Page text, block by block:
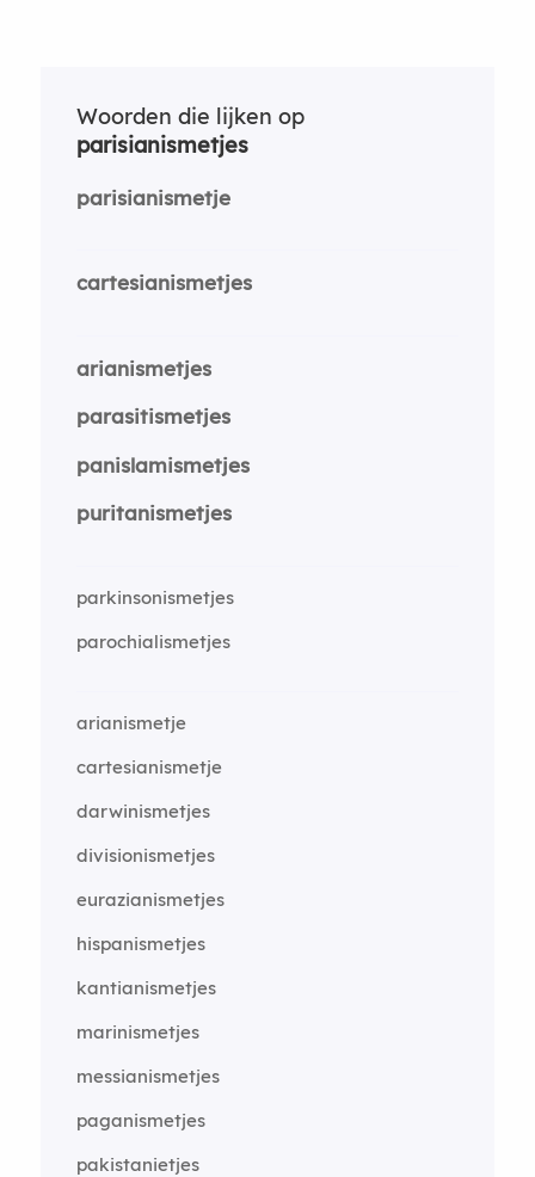
Woorden die lijken op
parisianismetjes
parisianismetje
cartesianismetjes
arianismetjes
parasitismetjes
panislamismetjes
puritanismetjes
parkinsonismetjes
parochialismetjes
arianismetje
cartesianismetje
darwinismetjes
divisionismetjes
eurazianismetjes
hispanismetjes
kantianismetjes
marinismetjes
messianismetjes
paganismetjes
pakistanietjes